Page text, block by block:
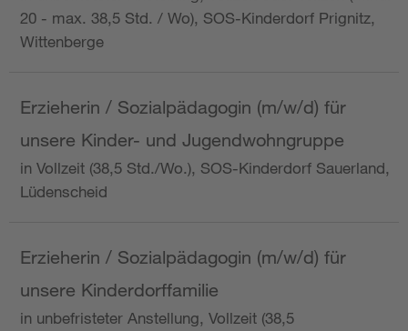
20 - max. 38,5 Std. / Wo), SOS-Kinderdorf Prignitz,
Wittenberge
Erzieherin / Sozialpädagogin (m/w/d) für
unsere Kinder- und Jugendwohngruppe
in Vollzeit (38,5 Std./Wo.), SOS-Kinderdorf Sauerland,
Lüdenscheid
Erzieherin / Sozialpädagogin (m/w/d) für
unsere Kinderdorffamilie
in unbefristeter Anstellung, Vollzeit (38,5